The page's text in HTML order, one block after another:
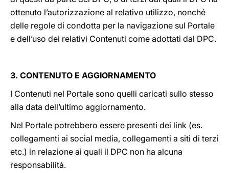
ottenuto l’autorizzazione al relativo utilizzo, nonché
delle regole di condotta per la navigazione sul Portale
e dell’uso dei relativi Contenuti come adottati dal DPC.
3. CONTENUTO E AGGIORNAMENTO
I Contenuti nel Portale sono quelli caricati sullo stesso
alla data dell’ultimo aggiornamento.
Nel Portale potrebbero essere presenti dei link (es.
collegamenti ai social media, collegamenti a siti di terzi
etc.) in relazione ai quali il DPC non ha alcuna
responsabilità.